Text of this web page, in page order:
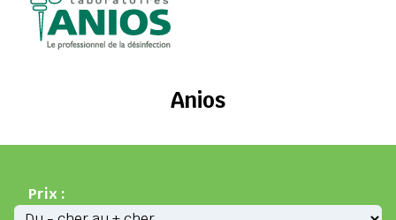
Anios
Prix :